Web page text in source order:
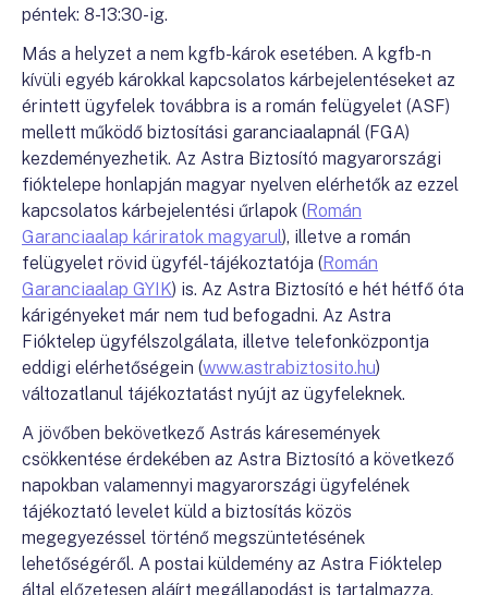
péntek: 8-13:30-ig.
Más a helyzet a nem kgfb-károk esetében. A kgfb-n
kívüli egyéb károkkal kapcsolatos kárbejelentéseket az
érintett ügyfelek továbbra is a román felügyelet (ASF)
mellett működő biztosítási garanciaalapnál (FGA)
kezdeményezhetik. Az Astra Biztosító magyarországi
fióktelepe honlapján magyar nyelven elérhetők az ezzel
kapcsolatos kárbejelentési űrlapok (Román
Garanciaalap káriratok magyarul), illetve a román
felügyelet rövid ügyfél-tájékoztatója (Román
Garanciaalap GYIK) is. Az Astra Biztosító e hét hétfő óta
kárigényeket már nem tud befogadni. Az Astra
Fióktelep ügyfélszolgálata, illetve telefonközpontja
eddigi elérhetőségein (www.astrabiztosito.hu)
változatlanul tájékoztatást nyújt az ügyfeleknek.
A jövőben bekövetkező Astrás káresemények
csökkentése érdekében az Astra Biztosító a következő
napokban valamennyi magyarországi ügyfelének
tájékoztató levelet küld a biztosítás közös
megegyezéssel történő megszüntetésének
lehetőségéről. A postai küldemény az Astra Fióktelep
által előzetesen aláírt megállapodást is tartalmazza,